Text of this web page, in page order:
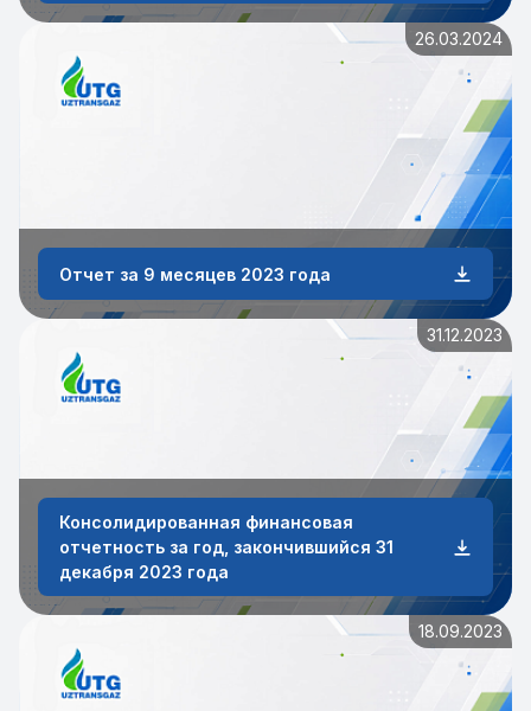
26.03.2024
Отчет за 9 месяцев 2023 года
31.12.2023
Консолидированная финансовая
отчетность за год, закончившийся 31
декабря 2023 года
18.09.2023